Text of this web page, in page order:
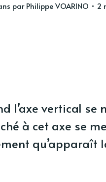
parPhilippe VOARINO • 2
l’axe vertical
à cet axe se
qu’apparaît